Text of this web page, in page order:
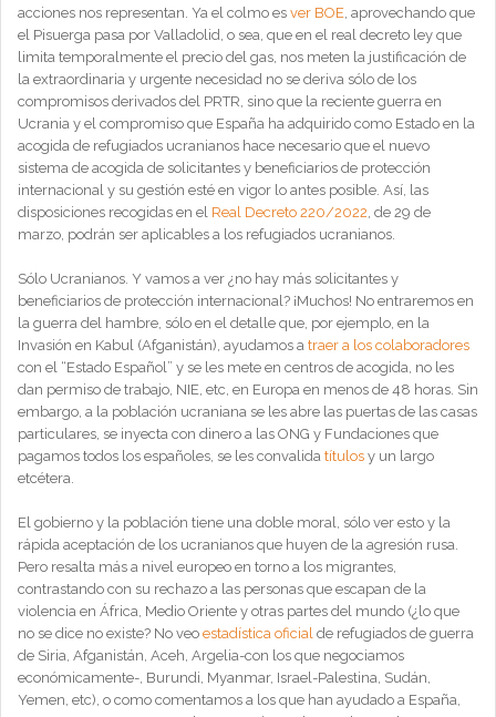
acciones nos representan. Ya el colmo es ver BOE , aprovechando que
el Pisuerga pasa por Valladolid, o sea, que en el real decreto ley que
limita temporalmente el precio del gas, nos meten la justificación de
la extraordinaria y urgente necesidad no se deriva sólo de los
compromisos derivados del PRTR, sino que la reciente guerra en
Ucrania y el compromiso que España ha adquirido como Estado en la
acogida de refugiados ucranianos hace necesario que el nuevo
sistema de acogida de solicitantes y beneficiarios de protección
internacional y su gestión esté en vigor lo antes posible. Así, las
disposiciones recogidas en el Real Decreto 220/2022 , de 29 de
marzo, podrán ser aplicables a los refugiados ucranianos.
Sólo Ucranianos. Y vamos a ver ¿no hay más solicitantes y
beneficiarios de protección internacional? ¡Muchos! No entraremos en
la guerra del hambre, sólo en el detalle que, por ejemplo, en la
Invasión en Kabul (Afganistán), ayudamos a traer a los colaboradores
con el “Estado Español” y se les mete en centros de acogida, no les
dan permiso de trabajo, NIE, etc, en Europa en menos de 48 horas. Sin
embargo, a la población ucraniana se les abre las puertas de las casas
particulares, se inyecta con dinero a las ONG y Fundaciones que
pagamos todos los españoles, se les convalida títulos y un largo
etcétera.
El gobierno y la población tiene una doble moral, sólo ver esto y la
rápida aceptación de los ucranianos que huyen de la agresión rusa.
Pero resalta más a nivel europeo en torno a los migrantes,
contrastando con su rechazo a las personas que escapan de la
violencia en África, Medio Oriente y otras partes del mundo (¿lo que
no se dice no existe? No veo estadística oficial de refugiados de guerra
de Siria, Afganistán, Aceh, Argelia-con los que negociamos
económicamente-, Burundi, Myanmar, Israel-Palestina, Sudán,
Yemen, etc), o como comentamos a los que han ayudado a España,